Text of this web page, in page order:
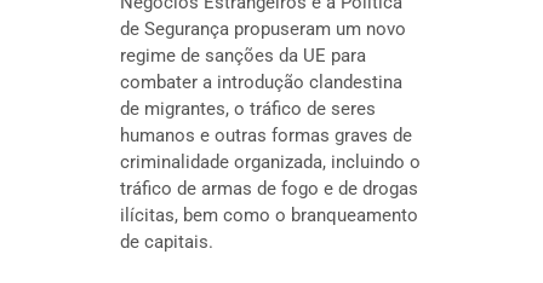
de Segurança propuseram um novo
regime de sanções da UE para
combater a introdução clandestina
de migrantes, o tráfico de seres
humanos e outras formas graves de
criminalidade organizada, incluindo o
tráfico de armas de fogo e de drogas
ilícitas, bem como o branqueamento
de capitais.